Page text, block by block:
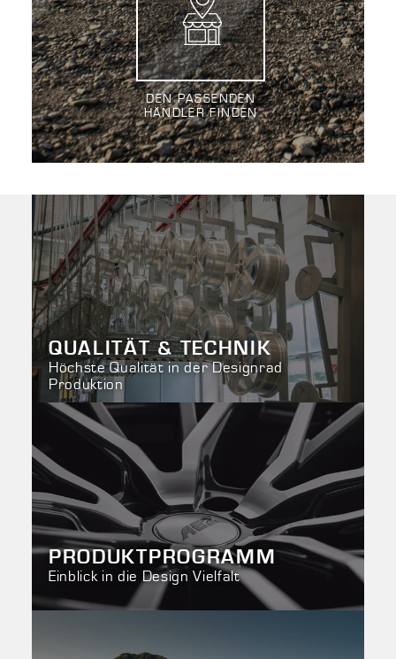
DEN PASSENDEN
HÄNDLER FINDEN
QUALITÄT & TECHNIK
Höchste Qualität in der Designrad
Produktion
PRODUKTPROGRAMM
Einblick in die Design Vielfalt